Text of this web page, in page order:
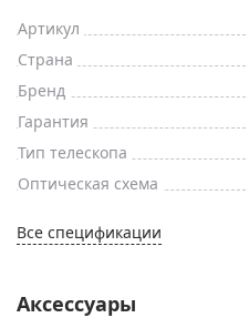
Артикул
Страна
Бренд
Гарантия
Тип телескопа
Оптическая схема
Все спецификации
Аксессуары